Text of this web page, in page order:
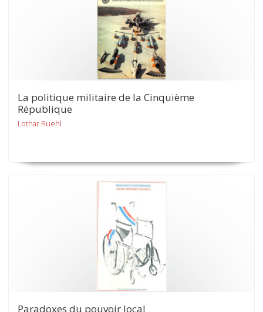
La politique militaire de la Cinquième
République
Lothar Ruehl
Paradoxes du pouvoir local